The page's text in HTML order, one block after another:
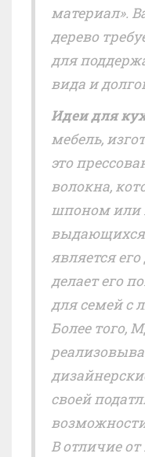
материал».
дерево
для
вида и
Идеи для
мебель,
это
волокна,
шпоном или
является
делает его
для семей с
Более того,
своей
В отличие